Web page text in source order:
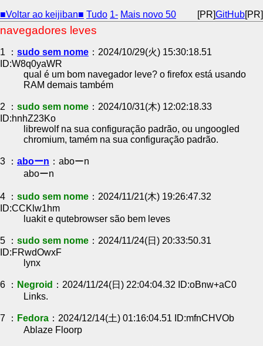
■Voltar ao keijiban■ Tudo 1- Mais novo 50 [PR]GitHub[PR]
navegadores leves
1 ： sudo sem nome ：2024/10/29(火) 15:30:18.51
ID:W8q0yaWR
qual é um bom navegador leve? o firefox está usando
RAM demais também
2 ： sudo sem nome ：2024/10/31(木) 12:02:18.33
ID:hnhZ23Ko
librewolf na sua configuração padrão, ou ungoogled
chromium, tamém na sua configuração padrão.
3 ： aboーn ：aboーn
aboーn
4 ： sudo sem nome ：2024/11/21(木) 19:26:47.32
ID:CCKlw1hm
luakit e qutebrowser são bem leves
5 ： sudo sem nome ：2024/11/24(日) 20:33:50.31
ID:FRwdOwxF
lynx
6 ： Negroid ：2024/11/24(日) 22:04:04.32 ID:oBnw+aC0
Links.
7 ： Fedora ：2024/12/14(土) 01:16:04.51 ID:mfnCHVOb
Ablaze Floorp